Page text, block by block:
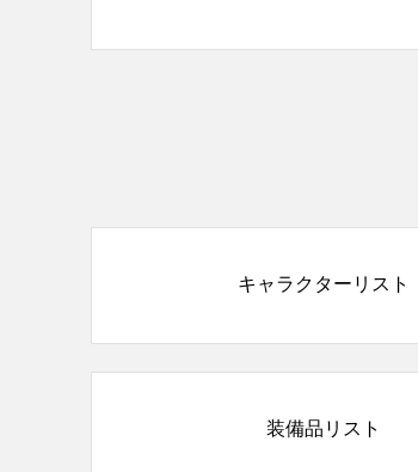
キャラクターリスト
装備品リスト